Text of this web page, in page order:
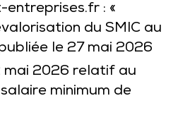
: «
du SMIC au
le 27 mai 2026
2026 relatif au
minimum de